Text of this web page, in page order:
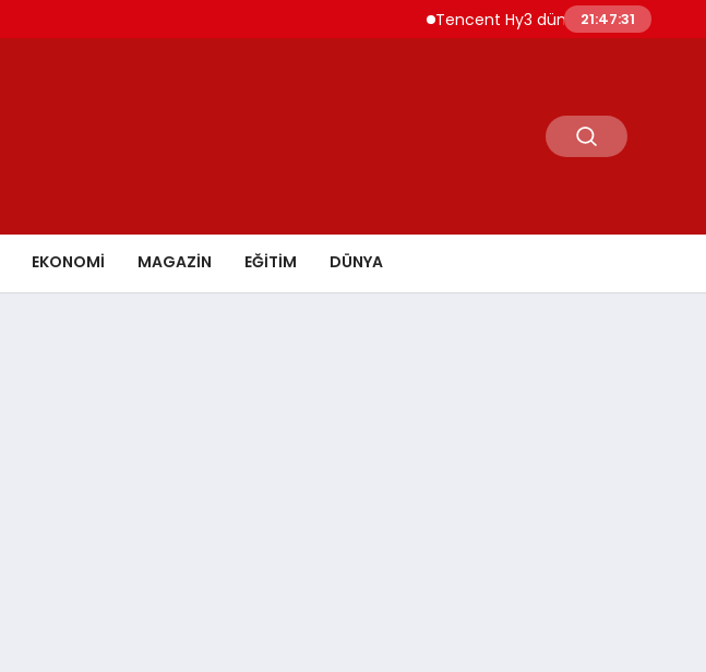
Tencent Hy3 dünya genelinde kullanıma
21:47:32
EKONOMİ MAGAZİN EĞİTİM DÜNYA